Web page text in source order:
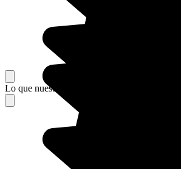
Lo que nuestros viajeros piensan de su estancia